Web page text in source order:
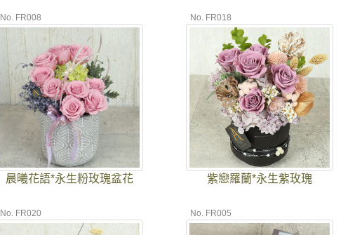
No. FR008
晨曦花語*永生粉玫瑰盆花
No. FR018
紫戀羅蘭*永生紫玫瑰
No. FR020 No. FR005